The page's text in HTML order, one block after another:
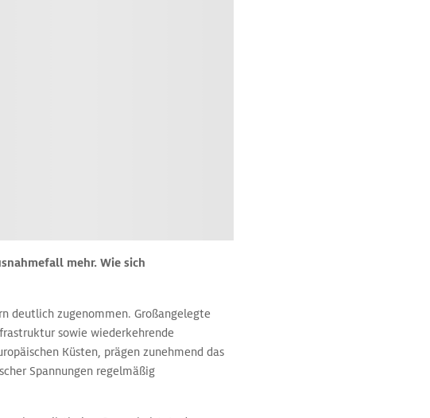
mehr. Wie sich
deutlich zugenommen. Großangelegte
sowie wiederkehrende
Küsten, prägen zunehmend das
Spannungen regelmäßig